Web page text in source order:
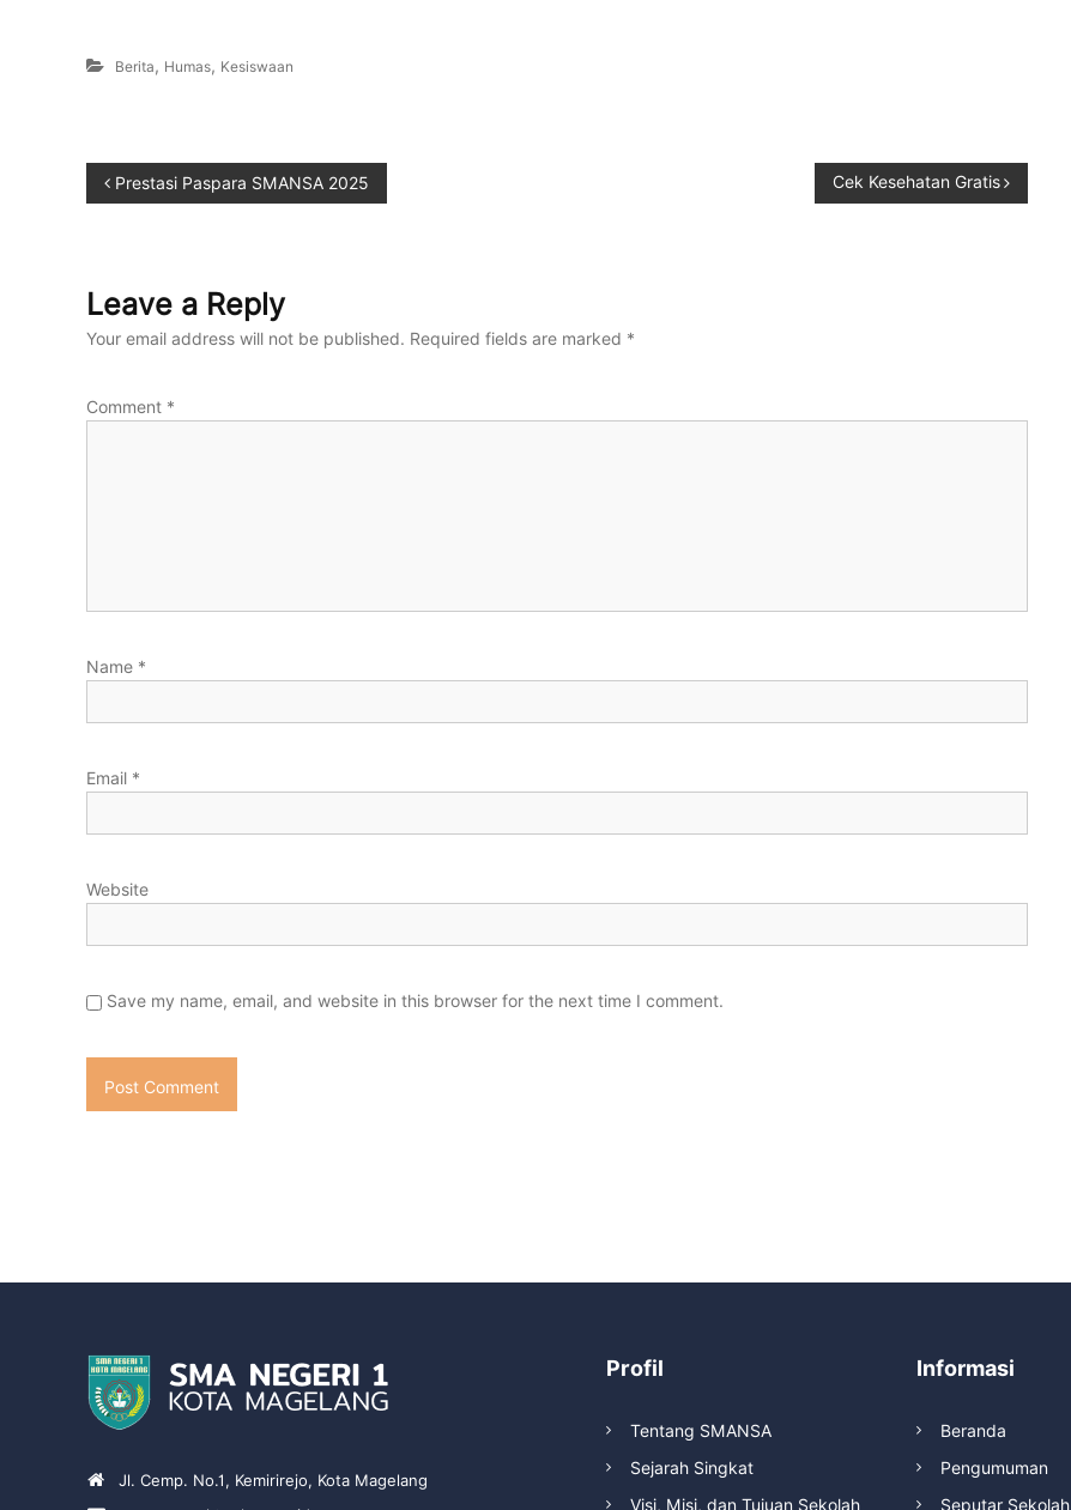
Berita, Humas, Kesiswaan
Prestasi Paspara SMANSA 2025 Cek Kesehatan Gratis
Leave a Reply
Your email address will not be published. Required fields are marked *
Comment *
Name *
Email *
Website
Save my name, email, and website in this browser for the next time I comment.
Jl. Cemp. No.1, Kemirirejo, Kota Magelang
Profil
Tentang SMANSA
Sejarah Singkat
Visi, Misi, dan Tujuan Sekolah
Informasi
Beranda
Pengumuman
Seputar Sekolah